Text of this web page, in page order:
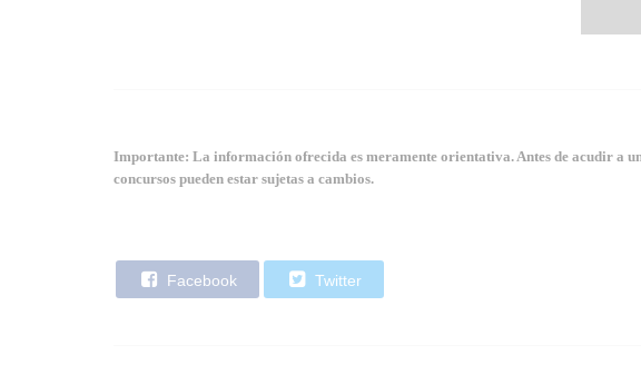
Importante: La información ofrecida es meramente orientativa. Antes de acudir a
concursos pueden estar sujetas a cambios.
Facebook Twitter